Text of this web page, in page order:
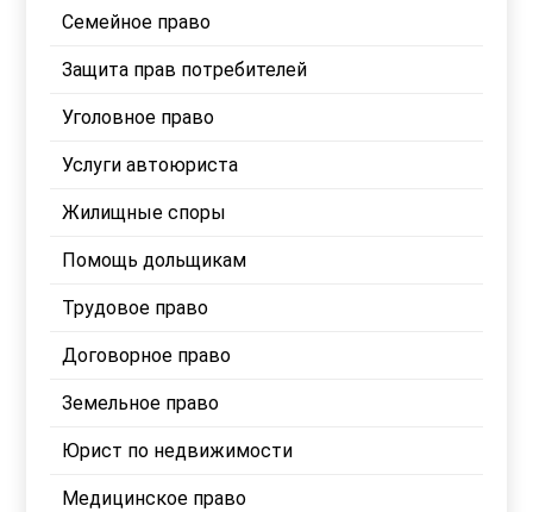
Семейное право
Защита прав потребителей
Уголовное право
Услуги автоюриста
Жилищные споры
Помощь дольщикам
Трудовое право
Договорное право
Земельное право
Юрист по недвижимости
Медицинское право